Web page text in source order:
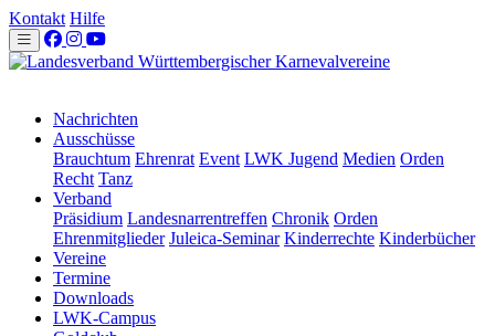
Kontakt Hilfe
Nachrichten
Ausschüsse
Brauchtum Ehrenrat Event LWK Jugend Medien Orden
Recht Tanz
Verband
Präsidium Landesnarrentreffen Chronik Orden
Ehrenmitglieder Juleica-Seminar Kinderrechte Kinderbücher
Vereine
Termine
Downloads
LWK-Campus